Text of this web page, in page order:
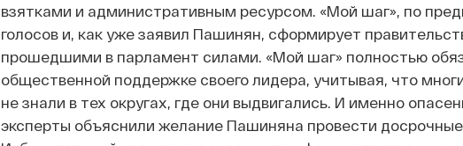
взятками и административным ресурсом. «Мой шаг», по
голосов и, как уже заявил Пашинян, сформирует
прошедшими в парламент силами. «Мой шаг» полностью
общественной поддержке своего лидера, учитывая, что
не знали в тех округах, где они выдвигались. И именно
эксперты объяснили желание Пашиняна провести